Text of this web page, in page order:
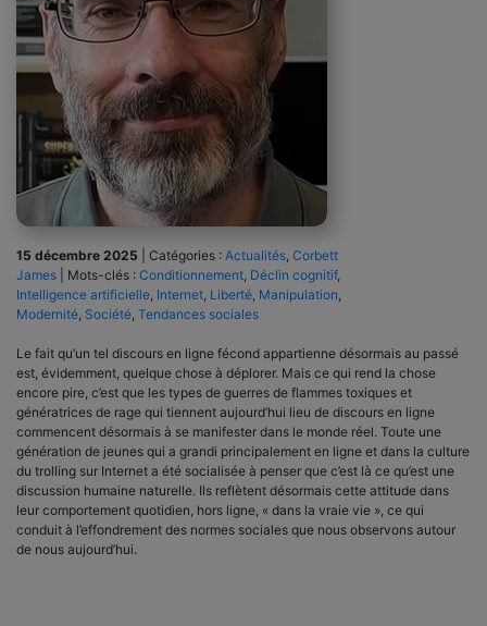
15 décembre 2025 Catégories : Actualités Corbett
James
Mots-clés : Conditionnement Déclin cognitif,
Intelligence artificielle Internet Liberté Manipulation
Modernité Société Tendances sociales
Le fait qu’un tel discours en ligne fécond appartienne désormais au passé
est, évidemment, quelque chose à déplorer. Mais ce qui rend la chose
encore pire, c’est que les types de guerres de flammes toxiques et
génératrices de rage qui tiennent aujourd’hui lieu de discours en ligne
commencent désormais à se manifester dans le monde réel. Toute une
génération de jeunes qui a grandi principalement en ligne et dans la culture
du trolling sur Internet a été socialisée à penser que c’est là ce qu’est une
discussion humaine naturelle. Ils reflètent désormais cette attitude dans
leur comportement quotidien, hors ligne, « dans la vraie vie », ce qui
conduit à l’effondrement des normes sociales que nous observons autour
de nous aujourd’hui.